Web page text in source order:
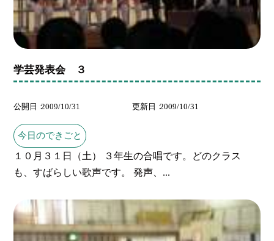
学芸発表会 ３
公開日 2009/10/31 更新日 2009/10/31
今日のできごと
１０月３１日（土） ３年生の合唱です。どのクラス
も、すばらしい歌声です。 発声、...